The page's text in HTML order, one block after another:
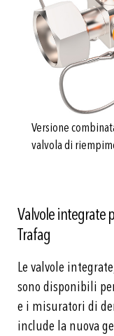
Versione
valvola di
Valvole integrate
Trafag
Le valvole
sono disponibili
e i misuratori di
include la nuova